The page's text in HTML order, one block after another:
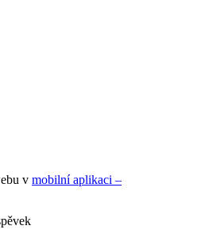
v mobilní aplikaci –